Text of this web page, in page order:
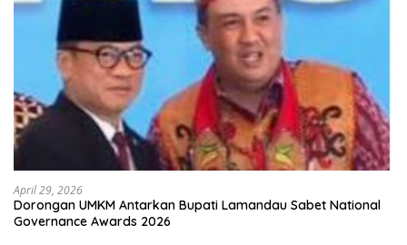
April 29, 2026
Dorongan UMKM Antarkan Bupati Lamandau Sabet National
Governance Awards 2026